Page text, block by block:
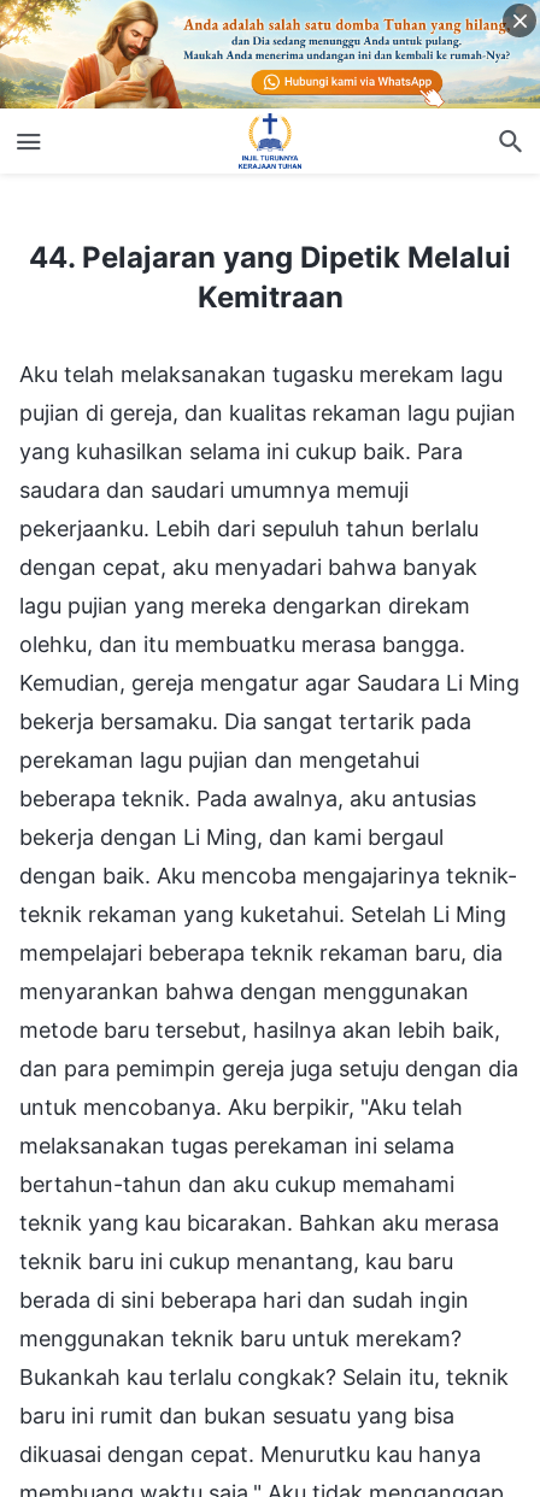
44. Pelajaran yang Dipetik Melalui Kemitraan
44. Pelajaran yang Dipetik Melalui
Kemitraan
Aku telah melaksanakan tugasku merekam lagu
pujian di gereja, dan kualitas rekaman lagu pujian
yang kuhasilkan selama ini cukup baik. Para
saudara dan saudari umumnya memuji
pekerjaanku. Lebih dari sepuluh tahun berlalu
dengan cepat, aku menyadari bahwa banyak
lagu pujian yang mereka dengarkan direkam
olehku, dan itu membuatku merasa bangga.
Kemudian, gereja mengatur agar Saudara Li Ming
bekerja bersamaku. Dia sangat tertarik pada
perekaman lagu pujian dan mengetahui
beberapa teknik. Pada awalnya, aku antusias
bekerja dengan Li Ming, dan kami bergaul
dengan baik. Aku mencoba mengajarinya teknik-
teknik rekaman yang kuketahui. Setelah Li Ming
mempelajari beberapa teknik rekaman baru, dia
menyarankan bahwa dengan menggunakan
metode baru tersebut, hasilnya akan lebih baik,
dan para pemimpin gereja juga setuju dengan dia
untuk mencobanya. Aku berpikir, "Aku telah
melaksanakan tugas perekaman ini selama
bertahun-tahun dan aku cukup memahami
teknik yang kau bicarakan. Bahkan aku merasa
teknik baru ini cukup menantang, kau baru
berada di sini beberapa hari dan sudah ingin
menggunakan teknik baru untuk merekam?
Bukankah kau terlalu congkak? Selain itu, teknik
baru ini rumit dan bukan sesuatu yang bisa
dikuasai dengan cepat. Menurutku kau hanya